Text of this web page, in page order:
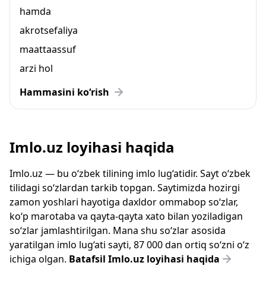
hamda
akrotsefaliya
maattaassuf
arzi hol
Hammasini ko‘rish
Imlo.uz loyihasi haqida
Imlo.uz — bu o‘zbek tilining imlo lug‘atidir. Sayt o‘zbek
tilidagi so‘zlardan tarkib topgan. Saytimizda hozirgi
zamon yoshlari hayotiga daxldor ommabop so‘zlar,
ko‘p marotaba va qayta-qayta xato bilan yoziladigan
so‘zlar jamlashtirilgan. Mana shu so‘zlar asosida
yaratilgan imlo lug‘ati sayti, 87 000 dan ortiq so‘zni o‘z
ichiga olgan. Batafsil Imlo.uz loyihasi haqida